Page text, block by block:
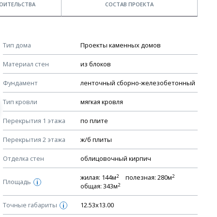
СОСТАВ ПРОЕКТА
Тип дома Проекты каменных домов
Материал стен из блоков
Фундамент ленточный сборно-железобетонный
Тип кровли мягкая кровля
Перекрытия 1 этажа по плите
Перекрытия 2 этажа ж/б плиты
Отделка стен облицовочный кирпич
Площадь i
жилая: 144м2 полезная: 280м2
общая: 343м2
Точные габариты i 12.53х13.00
Примечания
Стоимость строительства дома — ориентировочная!
Для более детального расчета стоимости
строительства необходима разработка сметы, согласно
стоимости материалов в вашем регионе
Мы не учитываем стоимость доставки материалов.
Смотрите советы по выбору материала в нашем
КОНСТРУКТИВНЫЕ РЕШЕНИЯ (КР)
Ведомость рабочих чертежей основного комплекта КР
План фундамента
Устройство фундамента, спецификация материалов
фундамента
Планы перекрытий этажей, спецификация элементов
Устройство перекрытий
Устройство стен
Спецификация материалов стен
Схема расположения элементов стропил
Спецификация элементов стропил
Устройство стропильной системы